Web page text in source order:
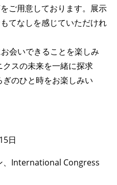
ご用意しております。展示
てなしを感じていただけれ
会いできることを楽しみ
スの未来を一緒に探求
のひと時をお楽しみい
日
、International Congress